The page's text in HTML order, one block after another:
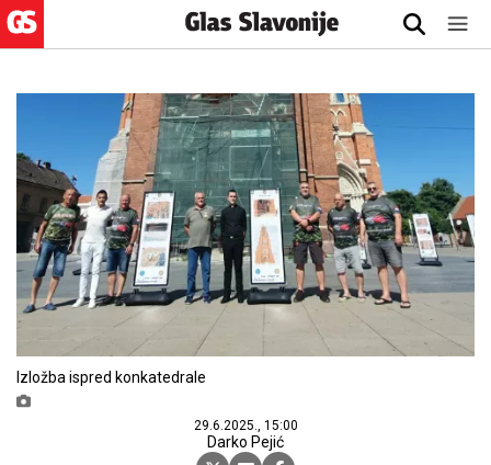
Izložba ispred konkatedrale
29.6.2025., 15:00
Darko Pejić